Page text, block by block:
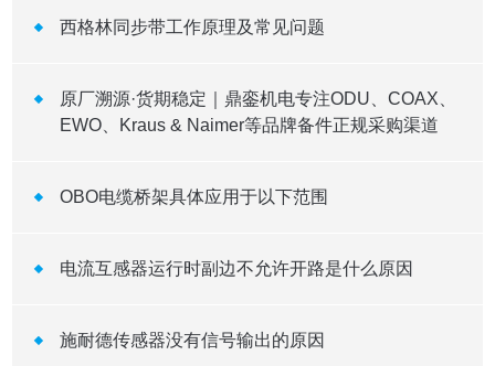
西格林同步带工作原理及常见问题
原厂溯源·货期稳定｜鼎銮机电专注ODU、COAX、
EWO、Kraus & Naimer等品牌备件正规采购渠道
OBO电缆桥架具体应用于以下范围
电流互感器运行时副边不允许开路是什么原因
施耐德传感器没有信号输出的原因